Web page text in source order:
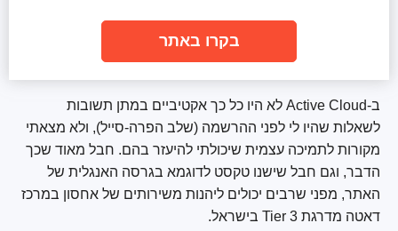
ב-Active Cloud לא היו כל כך אקטיביים במתן תשובות
לשאלות שהיו לי לפני ההרשמה (שלב הפרה-סייל), ולא מצאתי
מקורות לתמיכה עצמית שיכולתי להיעזר בהם. חבל מאוד שכך
הדבר, וגם חבל שישנו טקסט לדוגמא בגרסה האנגלית של
האתר, מפני שרבים יכולים ליהנות משירותים של אחסון במרכז
דאטה מדרגת Tier 3 בישראל.
בקרו באתר